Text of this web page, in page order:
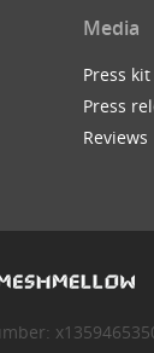
Media
Press kit
Press
Reviews